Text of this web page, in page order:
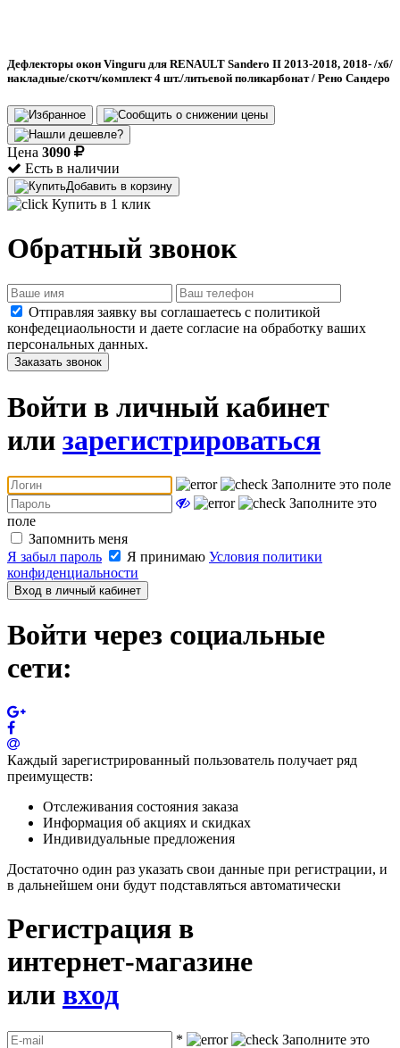
Дефлекторы окон Vinguru для RENAULT Sandero II 2013-2018, 2018- /хб/
накладные/скотч/комплект 4 шт./литьевой поликарбонат / Рено Сандеро
Цена 3090
Есть в наличии
Добавить в корзину
Купить в 1 клик
Обратный звонок
Отправляя заявку вы соглашаетесь с политикой
конфедециаольности и даете согласие на обработку ваших
персональных данных.
Заказать звонок
Войти в личный кабинет
или зарегистрироваться
Заполните это поле
Заполните это
поле
Запомнить меня
Я забыл пароль
Я принимаю Условия политики
конфиденциальности
Вход в личный кабинет
Войти через социальные
сети:
Каждый зарегистрированный пользователь получает ряд
преимуществ:
Отслеживания состояния заказа
Информация об акциях и скидках
Индивидуальные предложения
Достаточно один раз указать свои данные при регистрации, и
в дальнейшем они будут подставляться автоматически
Регистрация в
интернет-магазине
или вход
*
Заполните это